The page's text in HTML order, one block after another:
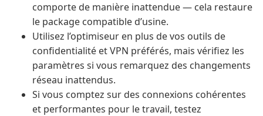
comporte de manière inattendue — cela restaure
le package compatible d’usine.
Utilisez l’optimiseur en plus de vos outils de
confidentialité et VPN préférés, mais vérifiez les
paramètres si vous remarquez des changements
réseau inattendus.
Si vous comptez sur des connexions cohérentes
et performantes pour le travail, testez